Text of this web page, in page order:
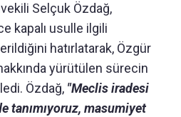
Selçuk Özdağ,
kapalı usulle ilgili
hatırlatarak, Özgür
yürütülen sürecin
Özdağ, "Meclis iradesi
tanımıyoruz, masumiyet